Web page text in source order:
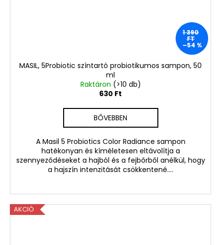
1 390
FT
–54 %
MASIL, 5Probiotic színtartó probiotikumos sampon, 50
ml
Raktáron (>10 db)
630 Ft
BŐVEBBEN
A Masil 5 Probiotics Color Radiance sampon
hatékonyan és kíméletesen eltávolítja a
szennyeződéseket a hajból és a fejbőrből anélkül, hogy
a hajszín intenzitását csökkentené....
AKCIÓ